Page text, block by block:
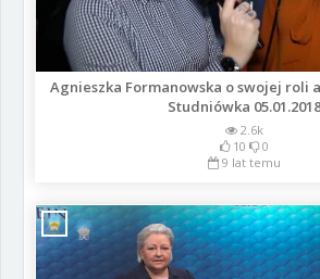
Agnieszka Formanowska o swojej roli
Studniówka 05.01.2018
2.6k
10
0
9 lat temu